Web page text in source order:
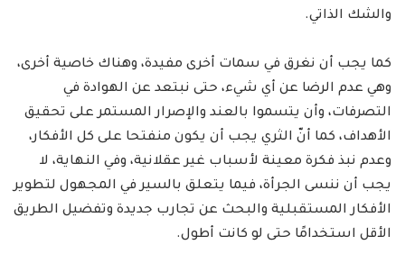
والشك الذاتي.
كما يجب أن نغرق في سمات أخرى مفيدة، وهناك خاصية أخرى،
وهي عدم الرضا عن أي شيء، حتى نبتعد عن الهوادة في
التصرفات، وأن يتسموا بالعند والإصرار المستمر على تحقيق
الأهداف، كما أنّ الثري يجب أن يكون منفتحا على كل الأفكار،
وعدم نبذ فكرة معينة لأسباب غير عقلانية، وفي النهاية، لا
يجب أن ننسى الجرأة، فيما يتعلق بالسير في المجهول لتطوير
الأفكار المستقبلية والبحث عن تجارب جديدة وتفضيل الطريق
الأقل استخدامًا حتى لو كانت أطول.